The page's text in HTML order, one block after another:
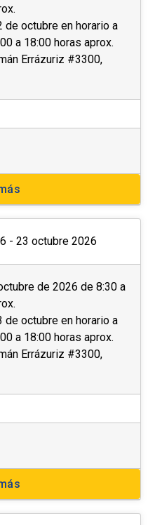
de octubre en horario a
a 18:00 horas aprox.
Errázuriz #3300,
- 23 octubre 2026
de 2026 de 8:30 a
de octubre en horario a
a 18:00 horas aprox.
Errázuriz #3300,